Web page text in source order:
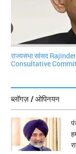
राज्यसभा सांसद
Consultative
ब्लॉगज़ / ओपिनयन